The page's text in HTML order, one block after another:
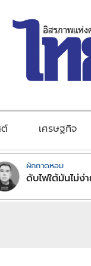
เศรษฐกิจ
ผักกาดหอม
ดับไฟใต้มันไม่ง่